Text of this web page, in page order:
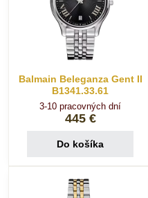
Balmain Beleganza Gent II
B1341.33.61
3-10 pracovných dní
445 €
Do košíka